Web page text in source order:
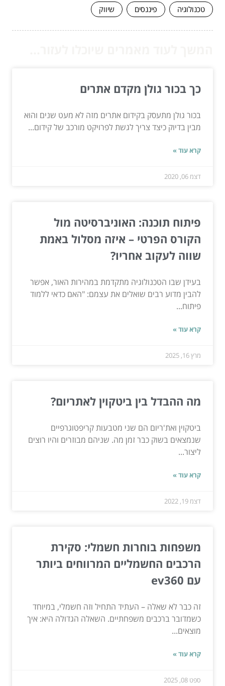
טכנולוגיה פיננסים שיווק
כך בכור גולן מקדם אתרים
בכור גולן מתעסק בקידום אתרים מזה לא מעט שנים והוא
מבין בדיוק כיצד צריך לגשת לפרויקט מורכב של קידום...
קרא עוד »
דצמ 06, 2020
פיתוח תוכנה: האוניברסיטה מול
הקורס הפרטי – איזה מסלול באמת
שווה לעקוב אחריו?
בעידן שבו הטכנולוגיה מתקדמת במהירות האור, אפשר
להבין מדוע רבים שואלים את עצמם: "האם כדאי ללמוד
פיתוח...
קרא עוד »
מרץ 16, 2025
מה ההבדל בין ביטקוין לאתריום?
ביטקוין ואת'ריום הם שני מטבעות קריפטוגרפיים
שנמצאים בשוק כבר זמן מה. שניהם מבוזרים והיו רוצים
ליצור...
קרא עוד »
דצמ 19, 2022
משפחות בוחרות חשמלי: סקירת
הרכבים החשמליים המרווחים ביותר
עם ev360
זה כבר לא שאלה – העתיד התחיל וזה חשמלי, במיוחד
כשמדובר ברכבים משפחתיים. השאלה הגדולה היא: איך
מוצאים...
קרא עוד »
ספט 08, 2025